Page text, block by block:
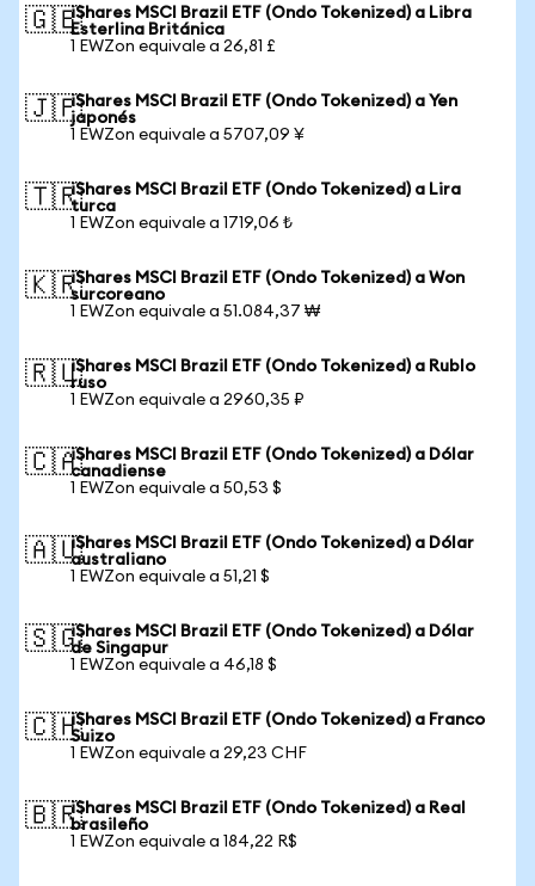
🇬🇧iShares MSCI Brazil ETF (Ondo Tokenized) a Libra
Esterlina Británica
1 EWZon equivale a 26,81 £
🇯🇵iShares MSCI Brazil ETF (Ondo Tokenized) a Yen
japonés
1 EWZon equivale a 5707,09 ¥
🇹🇷iShares MSCI Brazil ETF (Ondo Tokenized) a Lira
turca
1 EWZon equivale a 1719,06 ₺
🇰🇷iShares MSCI Brazil ETF (Ondo Tokenized) a Won
surcoreano
1 EWZon equivale a 51.084,37 ₩
🇷🇺iShares MSCI Brazil ETF (Ondo Tokenized) a Rublo
ruso
1 EWZon equivale a 2960,35 ₽
🇨🇦iShares MSCI Brazil ETF (Ondo Tokenized) a Dólar
canadiense
1 EWZon equivale a 50,53 $
🇦🇺iShares MSCI Brazil ETF (Ondo Tokenized) a Dólar
australiano
1 EWZon equivale a 51,21 $
🇸🇬iShares MSCI Brazil ETF (Ondo Tokenized) a Dólar
de Singapur
1 EWZon equivale a 46,18 $
🇨🇭iShares MSCI Brazil ETF (Ondo Tokenized) a Franco
Suizo
1 EWZon equivale a 29,23 CHF
🇧🇷iShares MSCI Brazil ETF (Ondo Tokenized) a Real
brasileño
1 EWZon equivale a 184,22 R$